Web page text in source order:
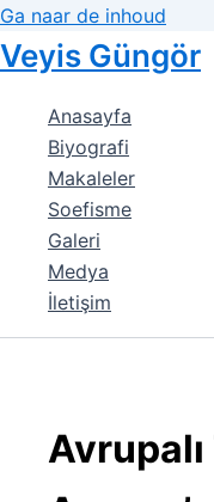
Ga naar de inhoud
Veyis Güngör
Anasayfa
Biyografi
Makaleler
Soefisme
Galeri
Medya
İletişim